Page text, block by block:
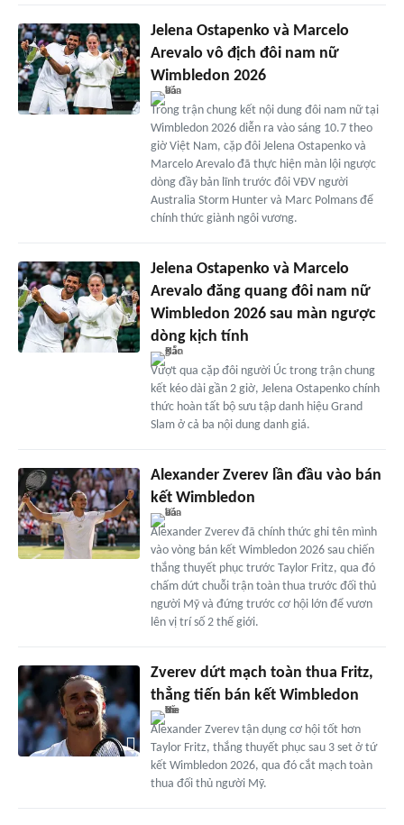
Jelena Ostapenko và Marcelo
Arevalo vô địch đôi nam nữ
Wimbledon 2026
Trong trận chung kết nội dung đôi nam nữ tại
Wimbledon 2026 diễn ra vào sáng 10.7 theo
giờ Việt Nam, cặp đôi Jelena Ostapenko và
Marcelo Arevalo đã thực hiện màn lội ngược
dòng đầy bản lĩnh trước đôi VĐV người
Australia Storm Hunter và Marc Polmans để
chính thức giành ngôi vương.
Jelena Ostapenko và Marcelo
Arevalo đăng quang đôi nam nữ
Wimbledon 2026 sau màn ngược
dòng kịch tính
Vượt qua cặp đôi người Úc trong trận chung
kết kéo dài gần 2 giờ, Jelena Ostapenko chính
thức hoàn tất bộ sưu tập danh hiệu Grand
Slam ở cả ba nội dung danh giá.
Alexander Zverev lần đầu vào bán
kết Wimbledon
Alexander Zverev đã chính thức ghi tên mình
vào vòng bán kết Wimbledon 2026 sau chiến
thắng thuyết phục trước Taylor Fritz, qua đó
chấm dứt chuỗi trận toàn thua trước đối thủ
người Mỹ và đứng trước cơ hội lớn để vươn
lên vị trí số 2 thế giới.
Zverev dứt mạch toàn thua Fritz,
thẳng tiến bán kết Wimbledon
Alexander Zverev tận dụng cơ hội tốt hơn
Taylor Fritz, thắng thuyết phục sau 3 set ở tứ
kết Wimbledon 2026, qua đó cắt mạch toàn
thua đối thủ người Mỹ.